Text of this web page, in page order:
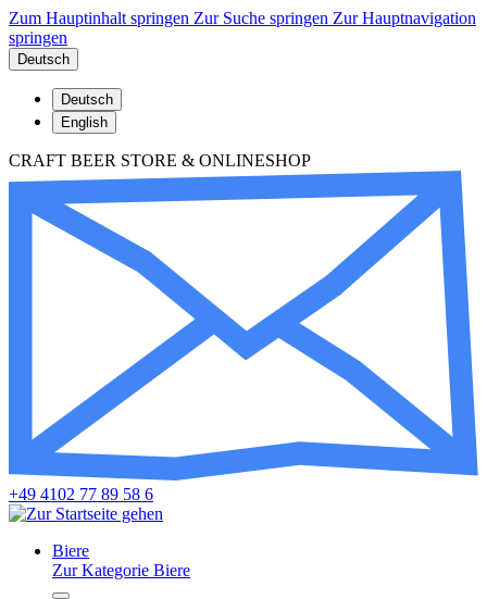
Zum Hauptinhalt springen Zur Suche springen Zur Hauptnavigation
springen
Deutsch
Deutsch
English
CRAFT BEER STORE & ONLINESHOP
+49 4102 77 89 58 6
Biere
Zur Kategorie Biere